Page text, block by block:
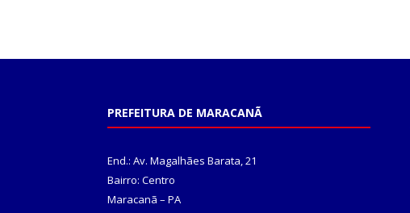
PREFEITURA DE MARACANÃ
End.: Av. Magalhães Barata, 21
Bairro: Centro
Maracanã – PA